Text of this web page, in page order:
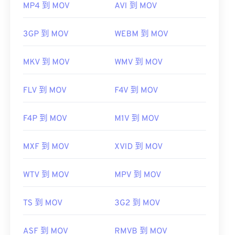
MP4 到 MOV AVI 到 MOV
3GP 到 MOV WEBM 到 MOV
MKV 到 MOV WMV 到 MOV
FLV 到 MOV F4V 到 MOV
F4P 到 MOV M1V 到 MOV
MXF 到 MOV XVID 到 MOV
WTV 到 MOV MPV 到 MOV
TS 到 MOV 3G2 到 MOV
ASF 到 MOV RMVB 到 MOV